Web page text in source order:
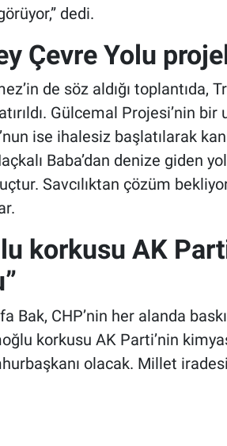
dedi.
Çevre Yolu
de söz aldığı toplantıda,
Gülcemal Projesi’nin bir
ise ihalesiz başlatılarak
Baba’dan denize giden
Savcılıktan çözüm
korkusu AK
Bak, CHP’nin her alanda
korkusu AK Parti’nin
olacak. Millet